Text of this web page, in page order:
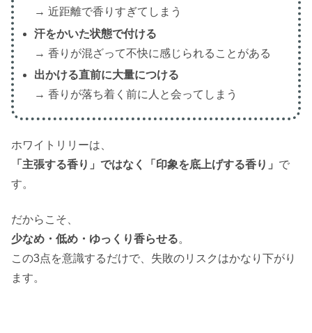
→ 近距離で香りすぎてしまう
汗をかいた状態で付ける
→ 香りが混ざって不快に感じられることがある
出かける直前に大量につける
→ 香りが落ち着く前に人と会ってしまう
ホワイトリリーは、
「主張する香り」ではなく「印象を底上げする香り」 で
す。
だからこそ、
少なめ・低め・ゆっくり香らせる。
この3点を意識するだけで、失敗のリスクはかなり下がり
ます。